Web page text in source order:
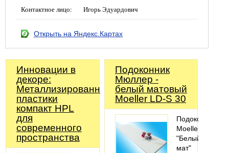
Контактное лицо: Игорь Эдуардович
Открыть на Яндекс.Картах
Инновации в
декоре:
Металлизированные
пластики
компакт HPL
для
современного
пространства
Подоконник
Мюллер -
белый матовый
Moeller LD-S 30
Подоконник
Moeller
"Белый
мат"